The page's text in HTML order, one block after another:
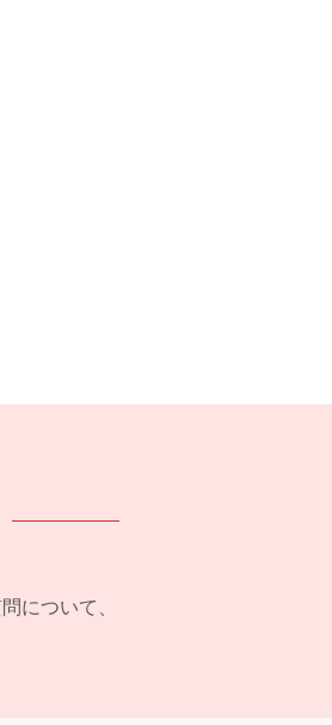
について、